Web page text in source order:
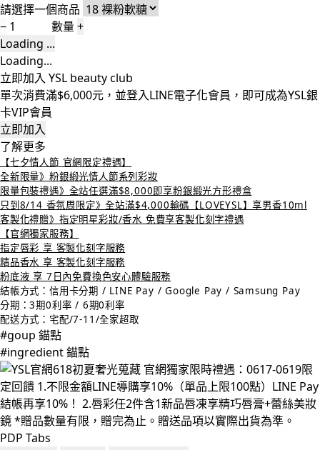
請選擇一個商品
−
數量+
Loading ...
Loading...
立即加入 YSL beauty club
單次消費滿$6,000元，並登入LINE電子化會員，即可成為YSL銀
卡VIP會員
立即加入
了解更多
【七夕情人節 官網限定禮遇】
全新限量》粉銀緞光情人節系列彩妝
限量包裝禮遇》全站任選滿$8,000即享粉銀緞光方形禮盒
只到8/14 香氛周限定》全站滿$4,000輸碼【LOVEYSL】享男香10ml
客製化禮贈》指定明星彩妝/香水 免費享客製化刻字禮遇
【官網獨家服務】
指定唇彩 享 客製化刻字服務
精品香水 享 客製化刻字服務
粉底液 享 7日內免費換色安心體驗服務
結帳方式：信用卡分期 / LINE Pay / Google Pay / Samsung Pay
分期：3期0利率 / 6期0利率
配送方式：宅配/7-11/全家超取
#goup 錨點
#ingredient 錨點
PDP Tabs